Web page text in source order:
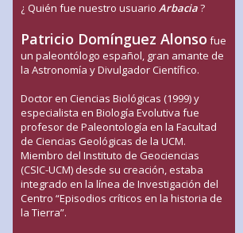
¿ Quién fue nuestro usuario Arbacia?
Patricio Domínguez Alonso fue
un paleontólogo español, gran amante de
la Astronomía y Divulgador Científico.
Doctor en Ciencias Biológicas (1999) y
especialista en Biología Evolutiva fue
profesor de Paleontología en la Facultad
de Ciencias Geológicas de la UCM.
Miembro del Instituto de Geociencias
(CSIC-UCM) desde su creación, estaba
integrado en la línea de Investigación del
Centro “Episodios críticos en la historia de
la Tierra”.